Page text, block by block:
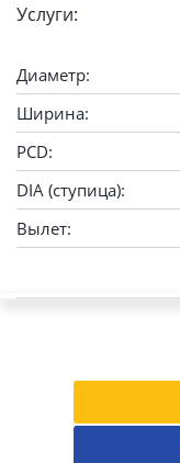
Услуги:
Диаметр:
Ширина:
PCD:
DIA (ступица):
Вылет: